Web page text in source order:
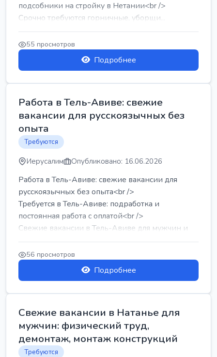
подсобники на стройку в Нетании<br />
Срочно требуются горничные, уборщи...
55 просмотров
Подробнее
Работа в Тель-Авиве: свежие
вакансии для русскоязычных без
опыта
Требуются
Иерусалим Опубликовано: 16.06.2026
Работа в Тель-Авиве: свежие вакансии для
русскоязычных без опыта<br />
Требуется в Тель-Авиве: подработка и
постоянная работа с оплатой<br />
Свежие вакансии в Тель-Авиве для мужчин и
женщин от хозя...
56 просмотров
Подробнее
Свежие вакансии в Натанье для
мужчин: физический труд,
демонтаж, монтаж конструкций
Требуются